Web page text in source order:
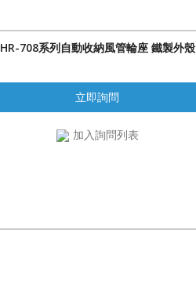
HR-708系列自動收納風管輪座 鐵製外殼
立即詢問
加入詢問列表